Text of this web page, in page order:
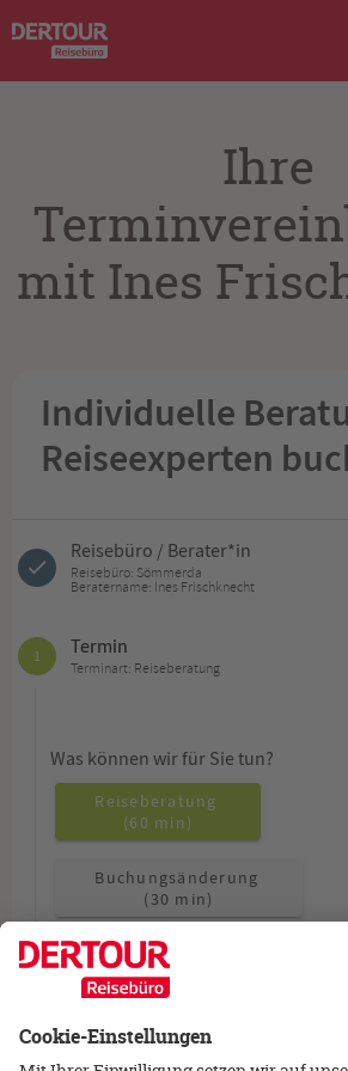
Ihre
mit Ines
Individuelle
Reiseexperten
Reisebüro / Berater*in
Reisebüro: Sömmerda
Beratername: Ines Frischknecht
1 Termin
Terminart: Reiseberatung
Was können wir für Sie tun?
Reiseberatung
(60 min)
Buchungsänderung
(30 min)
Allgemeine Fragen
(15 min)
Wie möchten Sie beraten werden?